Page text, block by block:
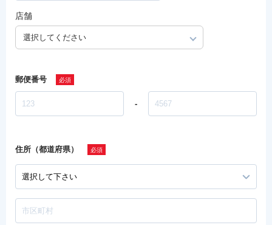
店舗
選択してください
郵便番号
-
住所（都道府県）